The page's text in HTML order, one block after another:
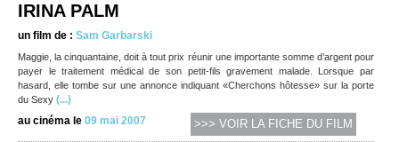
IRINA PALM
un film de : Sam Garbarski
Maggie, la cinquantaine, doit à tout prix réunir une importante somme d’argent pour
payer le traitement médical de son petit-fils gravement malade. Lorsque par
hasard, elle tombe sur une annonce indiquant «Cherchons hôtesse» sur la porte
du Sexy (...)
au cinéma le 09 mai 2007 >>> VOIR LA FICHE DU FILM